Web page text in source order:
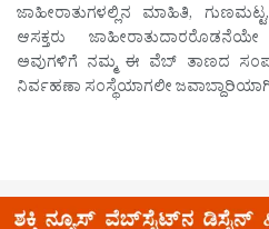
ಜಾಹೀರಾತುಗಳಲ್ಲಿನ ಮಾಹಿತಿ,
ಆಸಕ್ತರು
ಅವುಗಳಿಗೆ ನಮ್ಮ ಈ ವೆಬ್ ತಾಣದ
ನಿರ್ವಹಣಾ ಸಂಸ್ಥೆಯಾಗಲೀ